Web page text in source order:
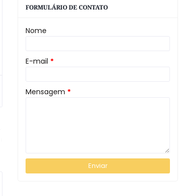
FORMULÁRIO DE CONTATO
Nome
E-mail *
Mensagem *